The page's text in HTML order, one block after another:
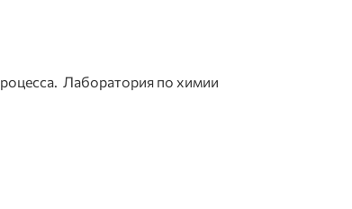
Лаборатория по химии